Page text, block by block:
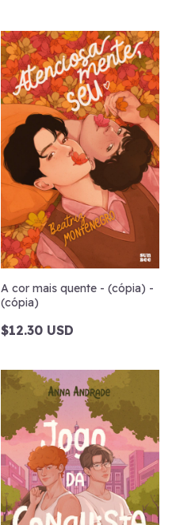
A cor mais quente - (cópia) -
(cópia)
$12.30 USD